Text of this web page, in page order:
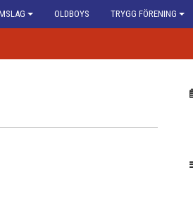
OLDBOYS TRYGG FÖRENING